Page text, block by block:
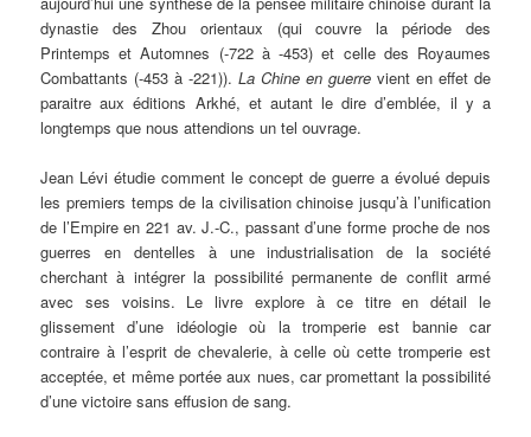
dynastie des Zhou orientaux (qui couvre la période des
Printemps et Automnes (-722 à -453) et celle des Royaumes
Combattants (-453 à -221)).La Chine en guerre vient en effet de
paraitre aux éditions Arkhé, et autant le dire d’emblée, il y a
longtemps que nous attendions un tel ouvrage.
Jean Lévi étudie comment le concept de guerre a évolué depuis
les premiers temps de la civilisation chinoise jusqu’à l’unification
de l’Empire en 221 av. J.-C., passant d’une forme proche de nos
guerres en dentelles à une industrialisation de la société
cherchant à intégrer la possibilité permanente de conflit armé
avec ses voisins. Le livre explore à ce titre en détail le
glissement d’une idéologie où la tromperie est bannie car
contraire à l’esprit de chevalerie, à celle où cette tromperie est
acceptée, et même portée aux nues, car promettant la possibilité
d’une victoire sans effusion de sang.